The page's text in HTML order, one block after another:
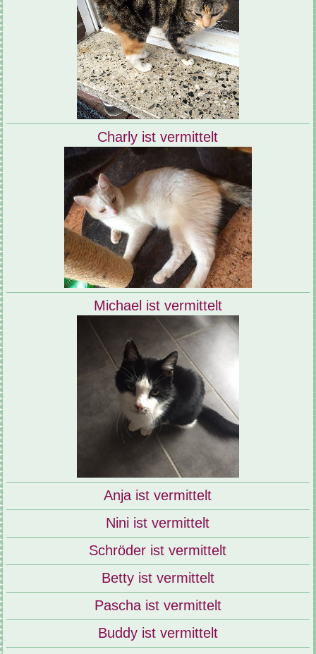
Charly ist vermittelt
Michael ist vermittelt
Anja ist vermittelt
Nini ist vermittelt
Schröder ist vermittelt
Betty ist vermittelt
Pascha ist vermittelt
Buddy ist vermittelt